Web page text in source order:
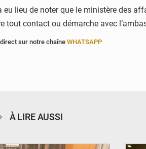
eu lieu de noter que le ministère des
tout contact ou démarche avec
sur notre chaîne WHATSAPP
À LIRE AUSSI